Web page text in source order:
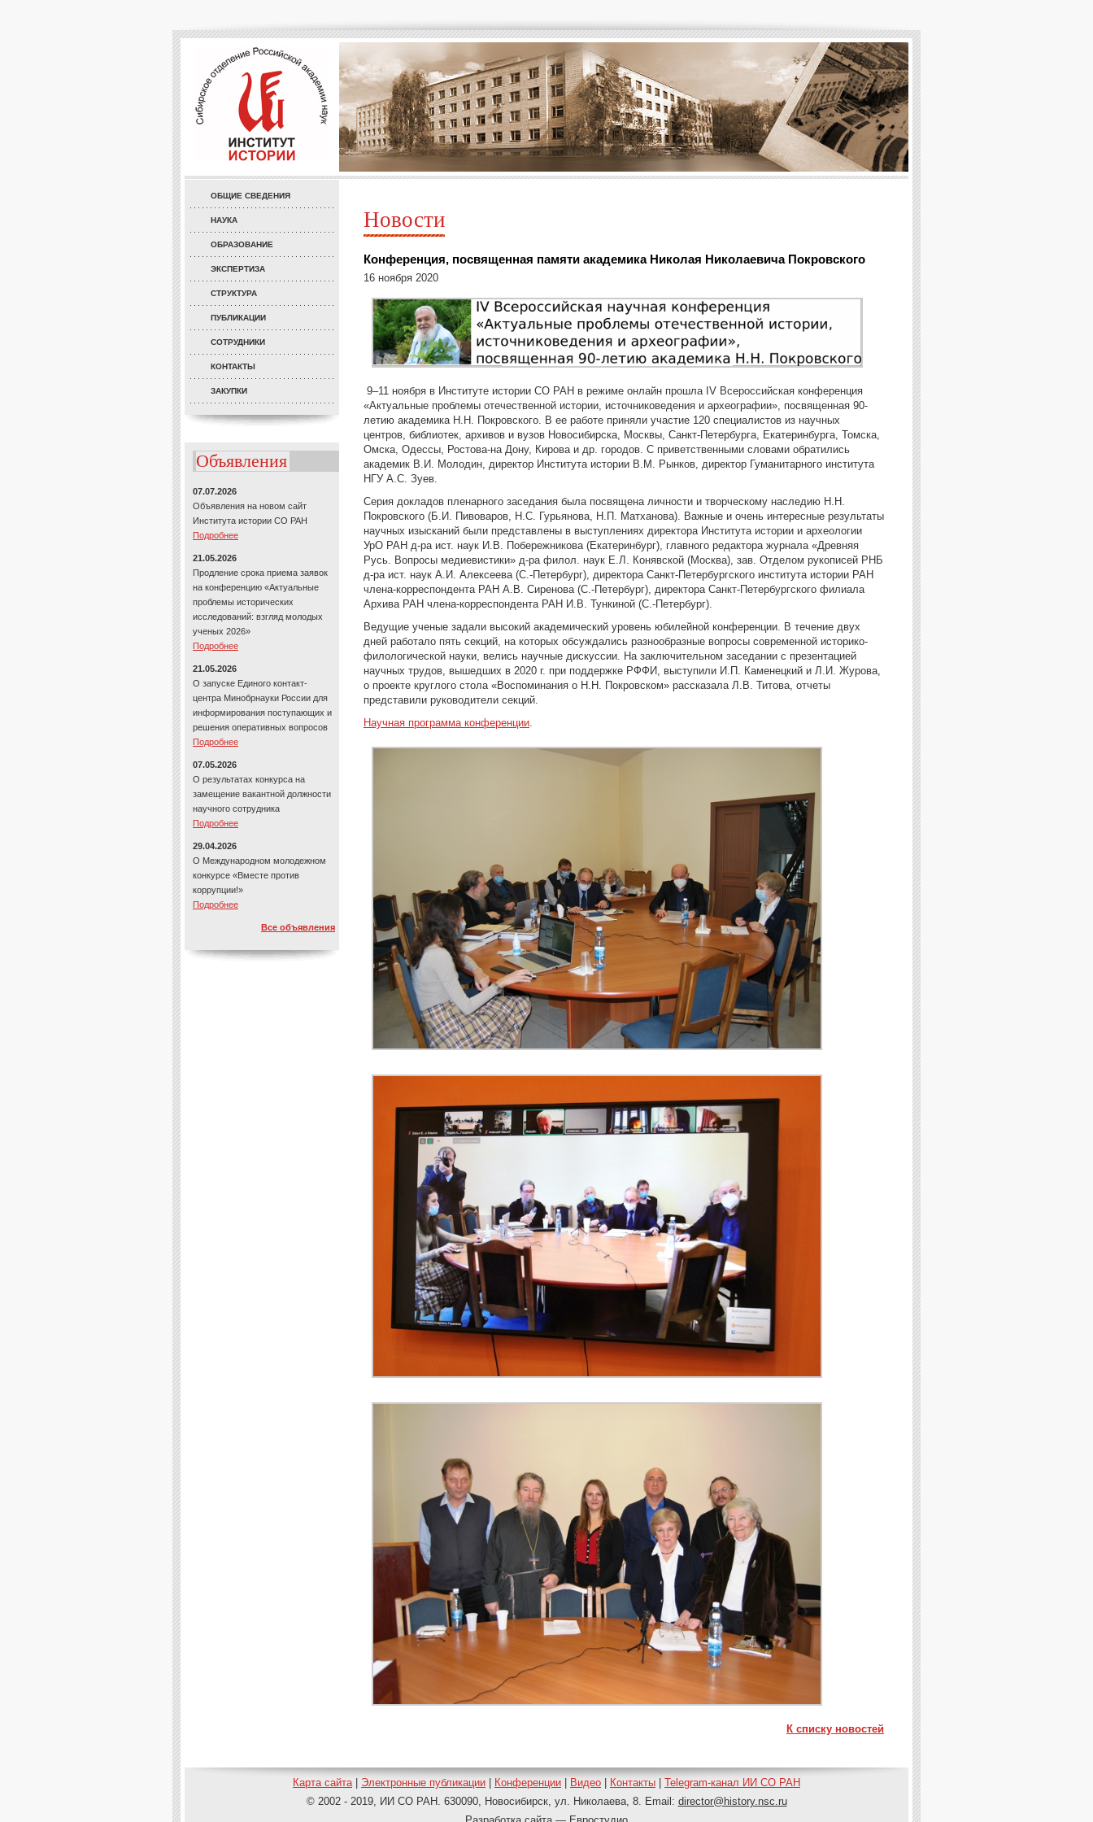
ОБЩИЕ СВЕДЕНИЯ
НАУКА
ОБРАЗОВАНИЕ
ЭКСПЕРТИЗА
СТРУКТУРА
ПУБЛИКАЦИИ
СОТРУДНИКИ
КОНТАКТЫ
ЗАКУПКИ
Объявления
07.07.2026
Объявления на новом сайт
Института истории СО РАН
Подробнее
21.05.2026
Продление срока приема заявок
на конференцию «Актуальные
проблемы исторических
исследований: взгляд молодых
ученых 2026»
Подробнее
21.05.2026
О запуске Единого контакт-
центра Минобрнауки России для
информирования поступающих и
решения оперативных вопросов
Подробнее
07.05.2026
О результатах конкурса на
замещение вакантной должности
научного сотрудника
Подробнее
29.04.2026
О Международном молодежном
конкурсе «Вместе против
коррупции!»
Подробнее
Все объявления
Новости
Конференция, посвященная памяти академика Николая Николаевича Покровского
16 ноября 2020
9–11 ноября в Институте истории СО РАН в режиме онлайн прошла IV Всероссийская конференция
«Актуальные проблемы отечественной истории, источниковедения и археографии», посвященная 90-
летию академика Н.Н. Покровского. В ее работе приняли участие 120 специалистов из научных
центров, библиотек, архивов и вузов Новосибирска, Москвы, Санкт-Петербурга, Екатеринбурга, Томска,
Омска, Одессы, Ростова-на Дону, Кирова и др. городов. С приветственными словами обратились
академик В.И. Молодин, директор Института истории В.М. Рынков, директор Гуманитарного института
НГУ А.С. Зуев.
Серия докладов пленарного заседания была посвящена личности и творческому наследию Н.Н.
Покровского (Б.И. Пивоваров, Н.С. Гурьянова, Н.П. Матханова). Важные и очень интересные результаты
научных изысканий были представлены в выступлениях директора Института истории и археологии
УрО РАН д-ра ист. наук И.В. Побережникова (Екатеринбург), главного редактора журнала «Древняя
Русь. Вопросы медиевистики» д-ра филол. наук Е.Л. Конявской (Москва), зав. Отделом рукописей РНБ
д-ра ист. наук А.И. Алексеева (С.-Петербург), директора Санкт-Петербургского института истории РАН
члена-корреспондента РАН А.В. Сиренова (С.-Петербург), директора Санкт-Петербургского филиала
Архива РАН члена-корреспондента РАН И.В. Тункиной (С.-Петербург).
Ведущие ученые задали высокий академический уровень юбилейной конференции. В течение двух
дней работало пять секций, на которых обсуждались разнообразные вопросы современной историко-
филологической науки, велись научные дискуссии. На заключительном заседании с презентацией
научных трудов, вышедших в 2020 г. при поддержке РФФИ, выступили И.П. Каменецкий и Л.И. Журова,
о проекте круглого стола «Воспоминания о Н.Н. Покровском» рассказала Л.В. Титова, отчеты
представили руководители секций.
Научная программа конференции.
К списку новостей
Карта сайта| Электронные публикации Конференции Видео Контакты
Telegram-канал ИИ СО РАН
© 2002 - 2019, ИИ СО РАН. 630090, Новосибирск, ул. Николаева, 8. Email: director@history.nsc.ru